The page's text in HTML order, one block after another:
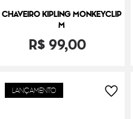
CHAVEIRO KIPLING MONKEYCLIP
M
R$99,00
LANÇAMENTO